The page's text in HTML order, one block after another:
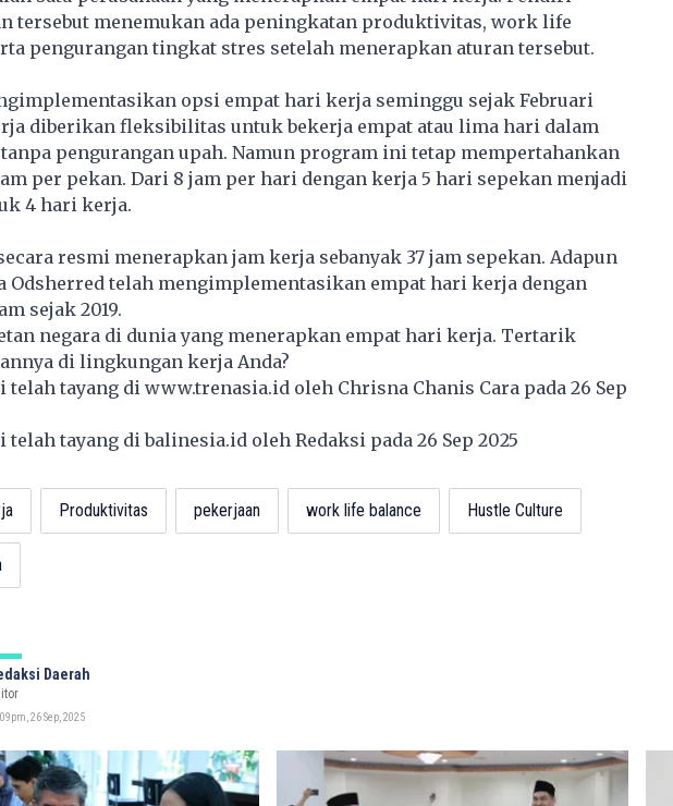
tersebut menemukan ada peningkatan produktivitas, work life
pengurangan tingkat stres setelah menerapkan aturan tersebut.
opsi empat hari kerja seminggu sejak Februari
diberikan fleksibilitas untuk bekerja empat atau lima hari dalam
pengurangan upah. Namun program ini tetap mempertahankan
per pekan. Dari 8 jam per hari dengan kerja 5 hari sepekan menjadi
4 hari kerja.
resmi menerapkan jam kerja sebanyak 37 jam sepekan. Adapun
Odsherred telah mengimplementasikan empat hari kerja dengan
sejak 2019.
negara di dunia yang menerapkan empat hari kerja. Tertarik
di lingkungan kerja Anda?
telah tayang diwww.trenasia.idoleh Chrisna Chanis Cara pada 26 Sep
telah tayang dibalinesia.idoleh Redaksi pada 26 Sep 2025
Produktivitas pekerjaan work life balance Hustle Culture
Daerah
26 Sep, 2025